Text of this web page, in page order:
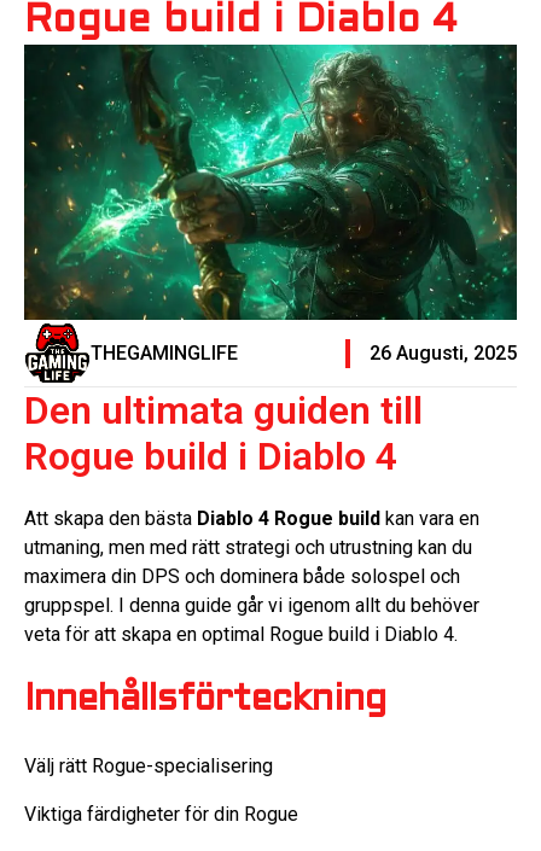
Rogue build i Diablo 4
THEGAMINGLIFE 26 Augusti, 2025
Den ultimata guiden till
Rogue build i Diablo 4
Att skapa den bästa Diablo 4 Rogue build kan vara en
utmaning, men med rätt strategi och utrustning kan du
maximera din DPS och dominera både solospel och
gruppspel. I denna guide går vi igenom allt du behöver
veta för att skapa en optimal Rogue build i Diablo 4.
Innehållsförteckning
Välj rätt Rogue-specialisering
Viktiga färdigheter för din Rogue